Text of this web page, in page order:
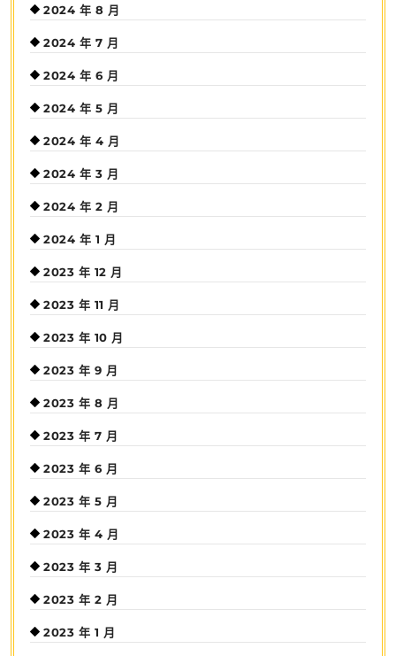
2024 年 8 月
2024 年 7 月
2024 年 6 月
2024 年 5 月
2024 年 4 月
2024 年 3 月
2024 年 2 月
2024 年 1 月
2023 年 12 月
2023 年 11 月
2023 年 10 月
2023 年 9 月
2023 年 8 月
2023 年 7 月
2023 年 6 月
2023 年 5 月
2023 年 4 月
2023 年 3 月
2023 年 2 月
2023 年 1 月